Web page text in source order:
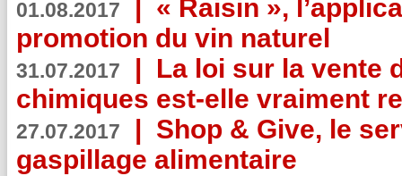
01.08.2017 | « Raisin »,
promotion du vin naturel
31.07.2017 | La loi sur la vente
chimiques est-elle vraiment
27.07.2017 | Shop & Give, le
gaspillage alimentaire